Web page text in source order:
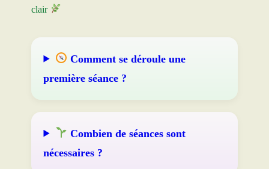
clair
Comment se déroule une
première séance ?
Combien de séances sont
nécessaires ?